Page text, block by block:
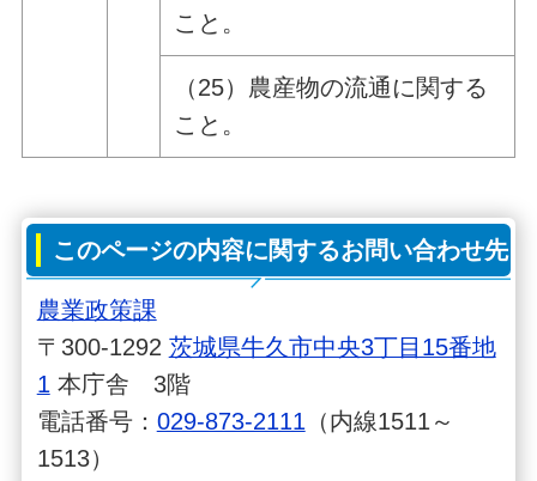
こと。
（25）農産物の流通に関する
こと。
このページの内容に関するお問い合わせ先
農業政策課
〒300-1292 茨城県牛久市中央3丁目15番地
1 本庁舎 3階
電話番号： 029-873-2111 （内線1511～
1513）